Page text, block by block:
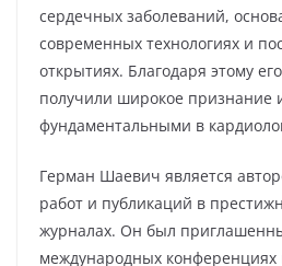
сердечных заболеваний,
современных технологиях и
открытиях. Благодаря этому
получили широкое признание
фундаментальными в
Герман Шаевич является
работ и публикаций в
журналах. Он был
международных конференциях